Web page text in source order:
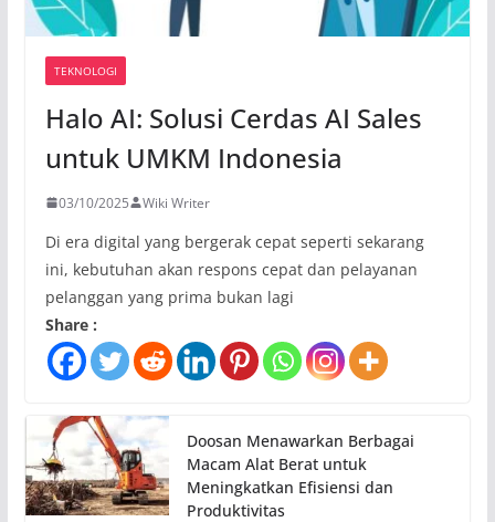
TEKNOLOGI
Halo AI: Solusi Cerdas AI Sales
untuk UMKM Indonesia
03/10/2025 Wiki Writer
Di era digital yang bergerak cepat seperti sekarang
ini, kebutuhan akan respons cepat dan pelayanan
pelanggan yang prima bukan lagi
Share :
Doosan Menawarkan Berbagai
Macam Alat Berat untuk
Meningkatkan Efisiensi dan
Produktivitas